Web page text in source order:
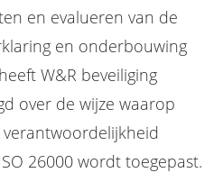
en evalueren van de
en onderbouwing
W&R beveiliging
over de wijze waarop
26000 wordt toegepast.